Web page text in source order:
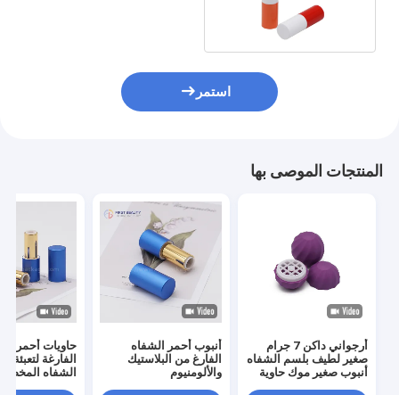
استمر
المنتجات الموصى بها
أرجواني داكن 7 جرام
صغير لطيف بلسم الشفاه
أنبوب صغير موك حاوية
أنبوب أحمر الشفاه
الفارغ من البلاستيك
والألومنيوم
حاويات أحمر
الفارغة لتعبئة